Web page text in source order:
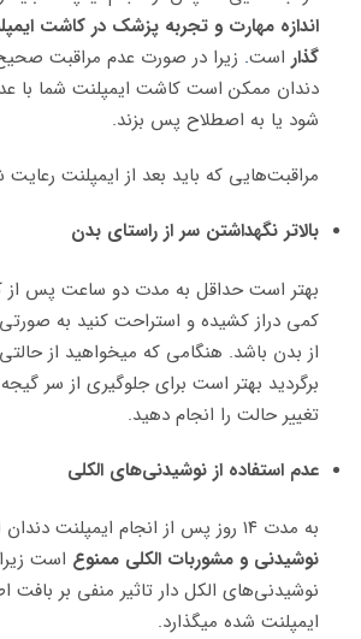
اندازه مهارت و تجربه پزشک در کاشت
گذار است. زیرا در صورت عدم مراقبت
دندان ممکن است کاشت ایمپلنت شما با
شود یا به اصطلاح پس بزند.
مراقبت‌هایی که باید بعد از ایمپلنت
بالاتر نگهداشتن سر از راستای بدن
بهتر است حداقل به مدت دو ساعت پس از
کمی دراز کشیده و استراحت کنید به صورتی
از بدن باشد. هنگامی که میخواهید از
برگردید بهتر است برای جلوگیری از سر
تغییر حالت را انجام دهید.
عدم استفاده از نوشیدنی‌های الکلی
به مدت ۱۴ روز پس از انجام ایمپلنت دندان استفاده از هرگونه
نوشیدنی و مشوربات الکلی ممنوع است
نوشیدنی‌های الکل دار تاثیر منفی بر بافت
ایمپلنت شده میگذارد.